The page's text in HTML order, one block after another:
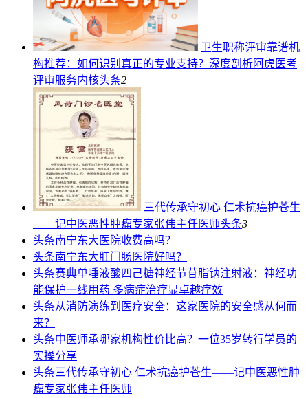
卫生职称评审靠谱机
构推荐：如何识别真正的专业支持？深度剖析阿虎医考
评审服务内核头条2
三代传承守初心 仁术抗癌护苍生
——记中医恶性肿瘤专家张伟主任医师头条3
头条南宁东大医院收费高吗？
头条南宁东大肛门肠医院好吗？
头条赛典单唾液酸四己糖神经节苷脂钠注射液：神经功
能保护一线用药 多病症治疗显卓越疗效
头条从消防演练到医疗安全：这家医院的安全感从何而
来？
头条中医师承哪家机构性价比高？一位35岁转行学员的
实操分享
头条三代传承守初心 仁术抗癌护苍生——记中医恶性肿
瘤专家张伟主任医师